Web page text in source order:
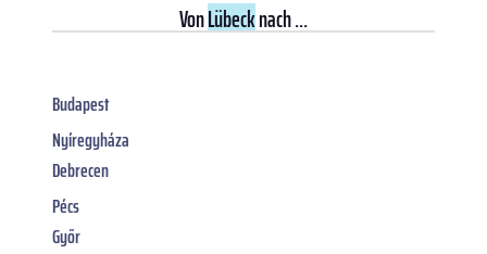
VonLübecknach ...
Budapest
Nyíregyháza
Debrecen
Pécs
Győr